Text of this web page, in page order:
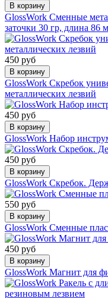
В корзину
GlossWork Сменные
заточки 30 гр, длина 86
450 руб
В корзину
GlossWork Скребок
металлических лезвий
450 руб
В корзину
GlossWork Набор
450 руб
В корзину
GlossWork Скребок.
550 руб
В корзину
GlossWork Сменные
450 руб
В корзину
GlossWork Магнит для